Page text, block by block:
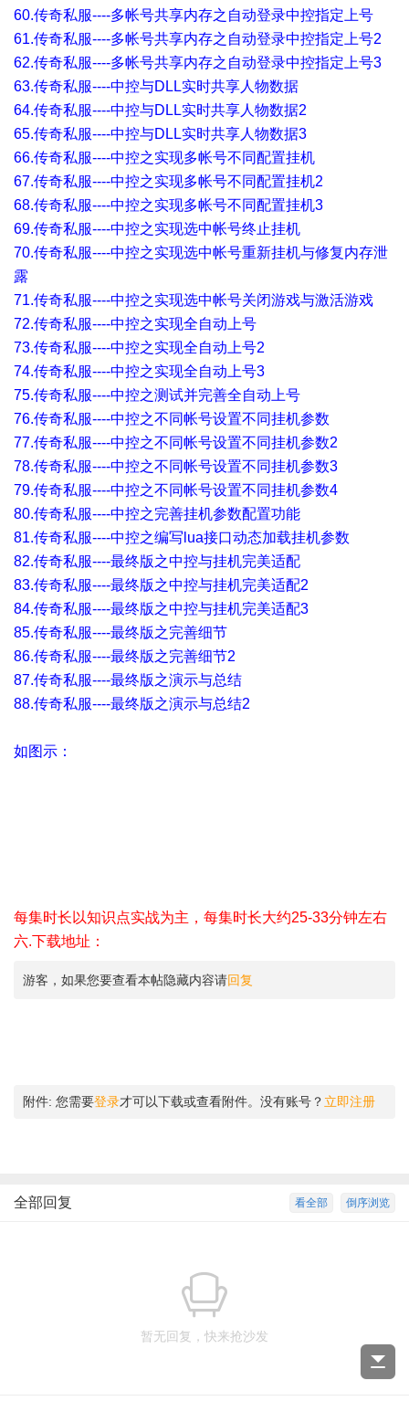
60.传奇私服----多帐号共享内存之自动登录中控指定上号
61.传奇私服----多帐号共享内存之自动登录中控指定上号2
62.传奇私服----多帐号共享内存之自动登录中控指定上号3
63.传奇私服----中控与DLL实时共享人物数据
64.传奇私服----中控与DLL实时共享人物数据2
65.传奇私服----中控与DLL实时共享人物数据3
66.传奇私服----中控之实现多帐号不同配置挂机
67.传奇私服----中控之实现多帐号不同配置挂机2
68.传奇私服----中控之实现多帐号不同配置挂机3
69.传奇私服----中控之实现选中帐号终止挂机
70.传奇私服----中控之实现选中帐号重新挂机与修复内存泄
露
71.传奇私服----中控之实现选中帐号关闭游戏与激活游戏
72.传奇私服----中控之实现全自动上号
73.传奇私服----中控之实现全自动上号2
74.传奇私服----中控之实现全自动上号3
75.传奇私服----中控之测试并完善全自动上号
76.传奇私服----中控之不同帐号设置不同挂机参数
77.传奇私服----中控之不同帐号设置不同挂机参数2
78.传奇私服----中控之不同帐号设置不同挂机参数3
79.传奇私服----中控之不同帐号设置不同挂机参数4
80.传奇私服----中控之完善挂机参数配置功能
81.传奇私服----中控之编写lua接口动态加载挂机参数
82.传奇私服----最终版之中控与挂机完美适配
83.传奇私服----最终版之中控与挂机完美适配2
84.传奇私服----最终版之中控与挂机完美适配3
85.传奇私服----最终版之完善细节
86.传奇私服----最终版之完善细节2
87.传奇私服----最终版之演示与总结
88.传奇私服----最终版之演示与总结2
如图示：
每集时长以知识点实战为主，每集时长大约25-33分钟左右
六.下载地址：
游客，如果您要查看本帖隐藏内容请回复
附件: 您需要登录才可以下载或查看附件。没有账号？ 立即注册
倒序浏览
看全部
全部回复
暂无回复，快来抢沙发